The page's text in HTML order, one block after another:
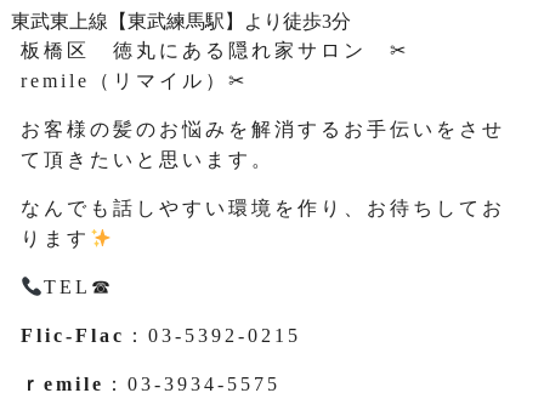
東武東上線【東武練馬駅】より徒歩3分
板橋区 徳丸にある隠れ家サロン ✂
remile（リマイル）✂
お客様の髪のお悩みを解消するお手伝いをさせ
て頂きたいと思います。
なんでも話しやすい環境を作り、お待ちしてお
ります
TEL☎
Flic-Flac ：03-5392-0215
ｒemile ：03-3934-5575